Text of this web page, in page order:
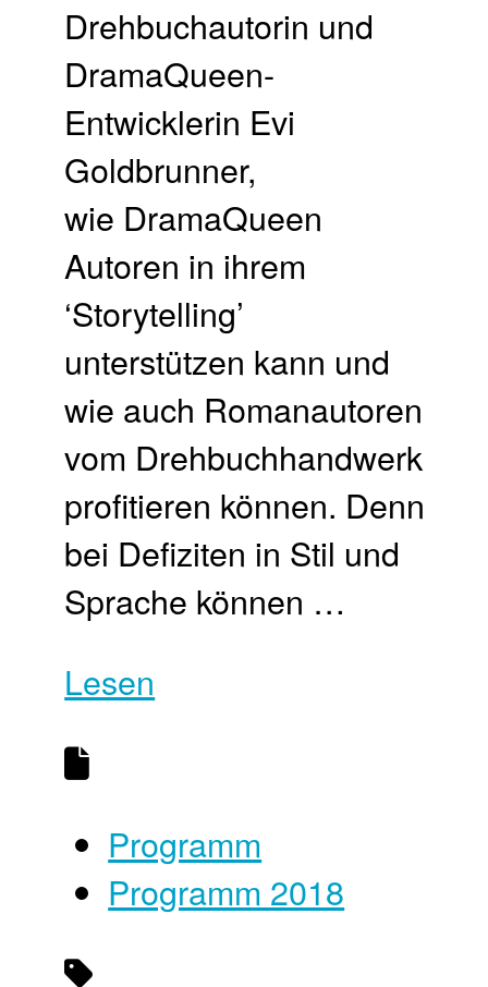
Drehbuchautorin und
DramaQueen-
Entwicklerin Evi
Goldbrunner,
wie DramaQueen
Autoren in ihrem
‘Storytelling’
unterstützen kann und
wie auch Romanautoren
vom Drehbuchhandwerk
profitieren können. Denn
bei Defiziten in Stil und
Sprache können …
Lesen
Programm
Programm 2018